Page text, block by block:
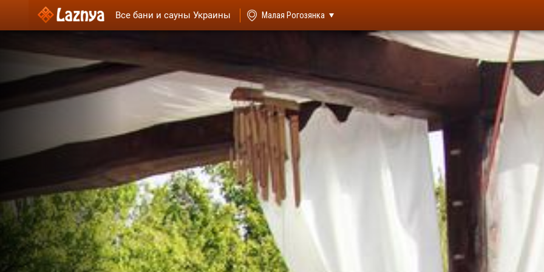
Все бани и сауны Украины Малая Рогозянка